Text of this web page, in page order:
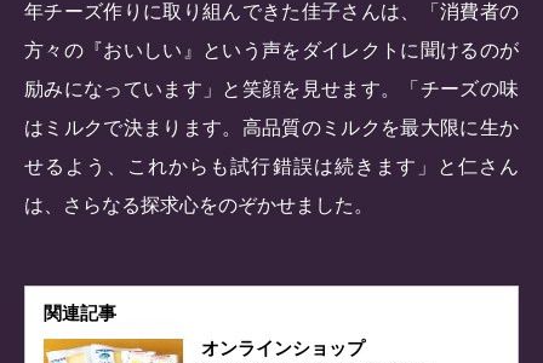
年チーズ作りに取り組んできた佳子さんは、「消費者の
方々の『おいしい』という声をダイレクトに聞けるのが
励みになっています」と笑顔を見せます。「チーズの味
はミルクで決まります。高品質のミルクを最大限に生か
せるよう、これからも試行錯誤は続きます」と仁さん
は、さらなる探求心をのぞかせました。
関連記事
オンラインショップ